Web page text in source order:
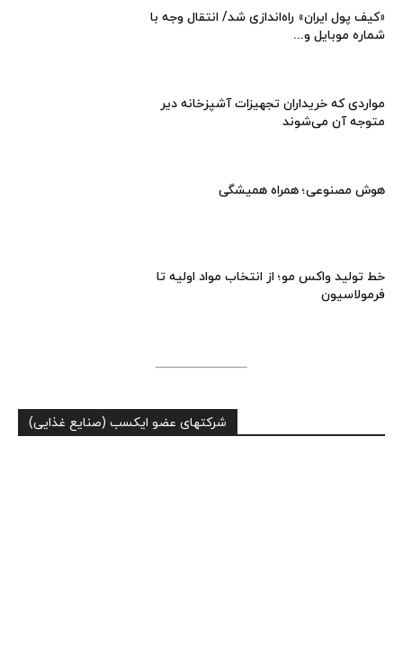
«کیف پول ایران» راه‌اندازی شد/ انتقال وجه با
شماره موبایل و...
مواردی که خریداران تجهیزات آشپزخانه دیر
متوجه آن می‌شوند
هوش مصنوعی؛ همراه همیشگی
خط تولید واکس مو؛ از انتخاب مواد اولیه تا
فرمولاسیون
شرکتهای عضو ایکسب (صنایع غذایی)